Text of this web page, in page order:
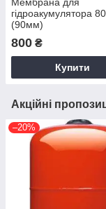
гідроакумулятора
(90мм)
800 ₴
Купити
Акційні
–20%